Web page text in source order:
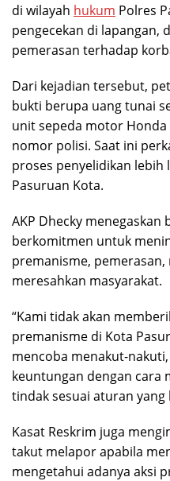
di wilayah hukum Polres
pengecekan di lapangan,
pemerasan terhadap
Dari kejadian tersebut,
bukti berupa uang tunai
unit sepeda motor
nomor polisi. Saat ini
proses penyelidikan
Pasuruan Kota.
AKP Dhecky menegaskan
berkomitmen untuk
premanisme,
meresahkan masyarakat.
“Kami tidak akan
premanisme di Kota
mencoba menakut-
keuntungan dengan cara
tindak sesuai aturan yang
Kasat Reskrim juga
takut melapor apabila
mengetahui adanya aksi